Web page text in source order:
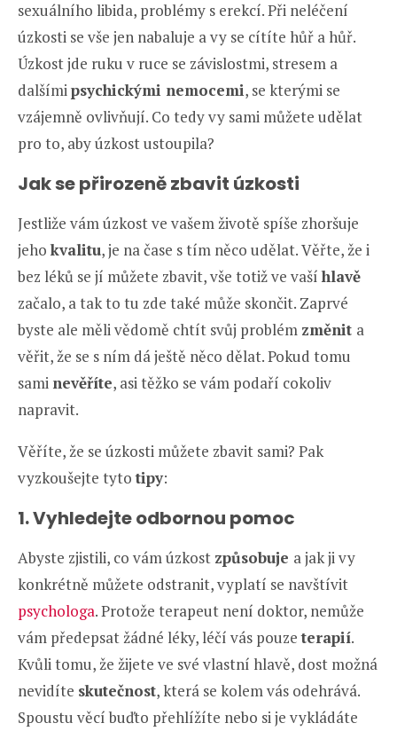
sexuálního libida, problémy s erekcí. Při neléčení
úzkosti se vše jen nabaluje a vy se cítíte hůř a hůř.
Úzkost jde ruku v ruce se závislostmi, stresem a
dalšímipsychickými nemocemi, se kterými se
vzájemně ovlivňují. Co tedy vy sami můžete udělat
pro to, aby úzkost ustoupila?
Jak se přirozeně zbavit úzkosti
Jestliže vám úzkost ve vašem životě spíše zhoršuje
jeho kvalitu, je na čase s tím něco udělat. Věřte, že i
bez léků se jí můžete zbavit, vše totiž ve vaší hlavě
začalo, a tak to tu zde také může skončit. Zaprvé
byste ale měli vědomě chtít svůj problém změnit a
věřit, že se s ním dá ještě něco dělat. Pokud tomu
sami nevěříte, asi těžko se vám podaří cokoliv
napravit.
Věříte, že se úzkosti můžete zbavit sami? Pak
vyzkoušejte tytotipy:
1. Vyhledejte odbornou pomoc
Abyste zjistili, co vám úzkost způsobuje a jak ji vy
konkrétně můžete odstranit, vyplatí se navštívit
psychologa. Protože terapeut není doktor, nemůže
vám předepsat žádné léky, léčí vás pouzeterapií.
Kvůli tomu, že žijete ve své vlastní hlavě, dost možná
nevidíte skutečnost, která se kolem vás odehrává.
Spoustu věcí buďto přehlížíte nebo si je vykládáte